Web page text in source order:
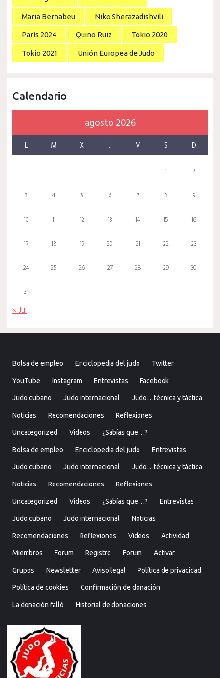
Maria Bernabeu Niko Sherazadishvili
París 2024 Quino Ruiz Tokio 2020
Tokio 2021 Unión Europea de Judo
Calendario
agosto 2026
L M X J V S D
1 2
3 4 5 6 7 8 9
10 11 12 13 14 15 16
17 18 19 20 21 22 23
24 25 26 27 28 29 30
31
« Jul
Bolsa de empleo Enciclopedia del judo Twitter
YouTube Instagram Entrevistas Facebook
Judo cubano Judo internacional Judo…técnica y táctica
Noticias Recomendaciones Reflexiones
Uncategorized Videos ¿Sabías que…?
Bolsa de empleo Enciclopedia del judo Entrevistas
Judo cubano Judo internacional Judo…técnica y táctica
Noticias Recomendaciones Reflexiones
Uncategorized Videos ¿Sabías que…? Entrevistas
Judo cubano Judo internacional Noticias
Recomendaciones Reflexiones Videos Actividad
Miembros Forum Registro Forum Activar
Grupos Newsletter Aviso legal Política de privacidad
Política de cookies Confirmación de donación
La donación falló Historial de donaciones